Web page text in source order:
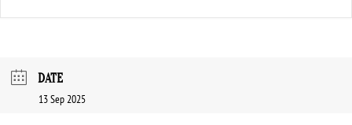
DATE
13 Sep 2025